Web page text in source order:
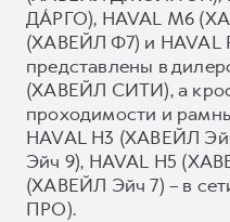
ДА́РГО), HAVAL М6
(ХАВЕЙЛ Ф7) и HAVAL
представлены в
(ХАВЕЙЛ СИТИ), а
проходимости и
HAVAL H3 (ХАВЕЙЛ
Эйч 9), HAVAL H5
(ХАВЕЙЛ Эйч 7) – в
ПРО).